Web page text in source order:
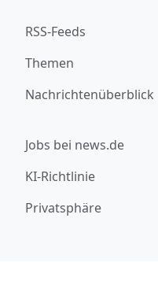
RSS-Feeds
Themen
Nachrichtenüberblick
Jobs bei news.de
KI-Richtlinie
Privatsphäre